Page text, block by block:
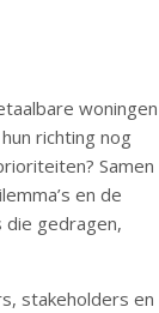
woningen
richting nog
Samen
en de
die gedragen,
stakeholders en